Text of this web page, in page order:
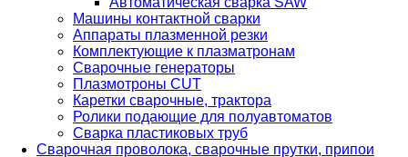
Машины контактной сварки
Аппараты плазменной резки
Комплектующие к плазматронам
Сварочные генераторы
Плазмотроны CUT
Каретки сварочные, трактора
Ролики подающие для полуавтоматов
Сварка пластиковых труб
Сварочная проволока, сварочные прутки, припои